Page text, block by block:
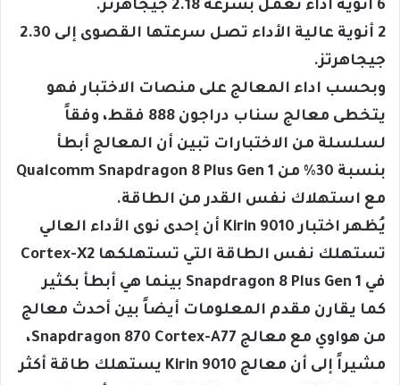
6 أنوية أداء تعمل بسرعة 2.18 جيجاهرتز.
2 أنوية عالية الأداء تصل سرعتها القصوى إلى 2.30
جيجاهرتز.
وبحسب اداء المعالج على منصات الاختبار فهو
يتخطى معالج سناب دراجون 888 فقط، وفقاً
لسلسلة من الاختبارات تبين أن المعالج أبطأ
بنسبة 30% من Qualcomm Snapdragon 8 Plus Gen 1
مع استهلاك نفس القدر من الطاقة.
يُظهر اختبار Kirin 9010 أن إحدى نوى الأداء العالي
تستهلك نفس الطاقة التي تستهلكها Cortex-X2
في Snapdragon 8 Plus Gen 1 بينما هي أبطأ بكثير
كما يقارن مقدم المعلومات أيضاً بين أحدث معالج
من هواوي مع معالج Snapdragon 870 Cortex-A77،
مشيراً إلى أن معالج Kirin 9010 يستهلك طاقة أكثر